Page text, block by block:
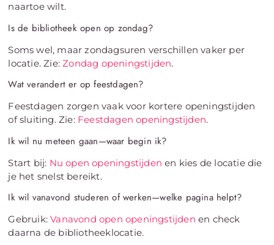
naartoe wilt.
Is de bibliotheek open op zondag?
Soms wel, maar zondagsuren verschillen vaker per
locatie. Zie:Zondag openingstijden.
Wat verandert er op feestdagen?
Feestdagen zorgen vaak voor kortere openingstijden
of sluiting. Zie: Feestdagen openingstijden.
Ik wil nu meteen gaan—waar begin ik?
Start bij: Nu open openingstijden en kies de locatie die
je het snelst bereikt.
Ik wil vanavond studeren of werken—welke pagina helpt?
Gebruik:Vanavond open openingstijden en check
daarna de bibliotheeklocatie.